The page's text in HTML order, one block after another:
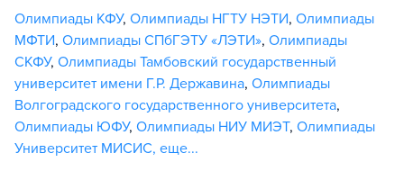
Олимпиады КФУ, Олимпиады НГТУ НЭТИ, Олимпиады
МФТИ, Олимпиады СПбГЭТУ «ЛЭТИ», Олимпиады
СКФУ, Олимпиады Тамбовский государственный
университет имени Г.Р. Державина, Олимпиады
Волгоградского государственного университета,
Олимпиады ЮФУ, Олимпиады НИУ МИЭТ, Олимпиады
Университет МИСИС, еще...